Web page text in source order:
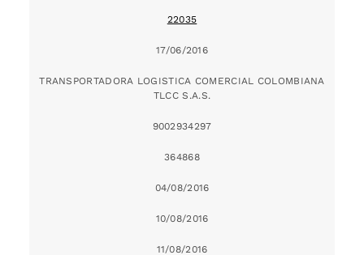
22035
17/06/2016
TRANSPORTADORA LOGISTICA COMERCIAL COLOMBIANA
TLCC S.A.S.
9002934297
364868
04/08/2016
10/08/2016
11/08/2016